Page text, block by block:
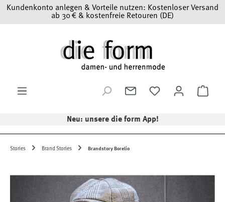
Zum Hauptinhalt springen
Kundenkonto anlegen & Vorteile nutzen: Kostenloser Versand
ab 30 € & kostenfreie Retouren (DE)
Neu: unsere die form App!
Stories Brand Stories Brandstory Borelio